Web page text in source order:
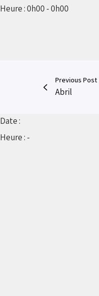
Heure :0h00 - 0h00
Previous Post
Abril
Date :
Heure : -